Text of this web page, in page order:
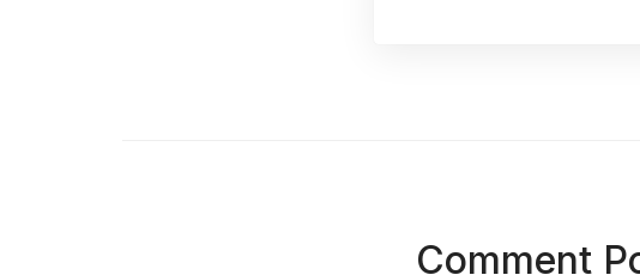
Comment